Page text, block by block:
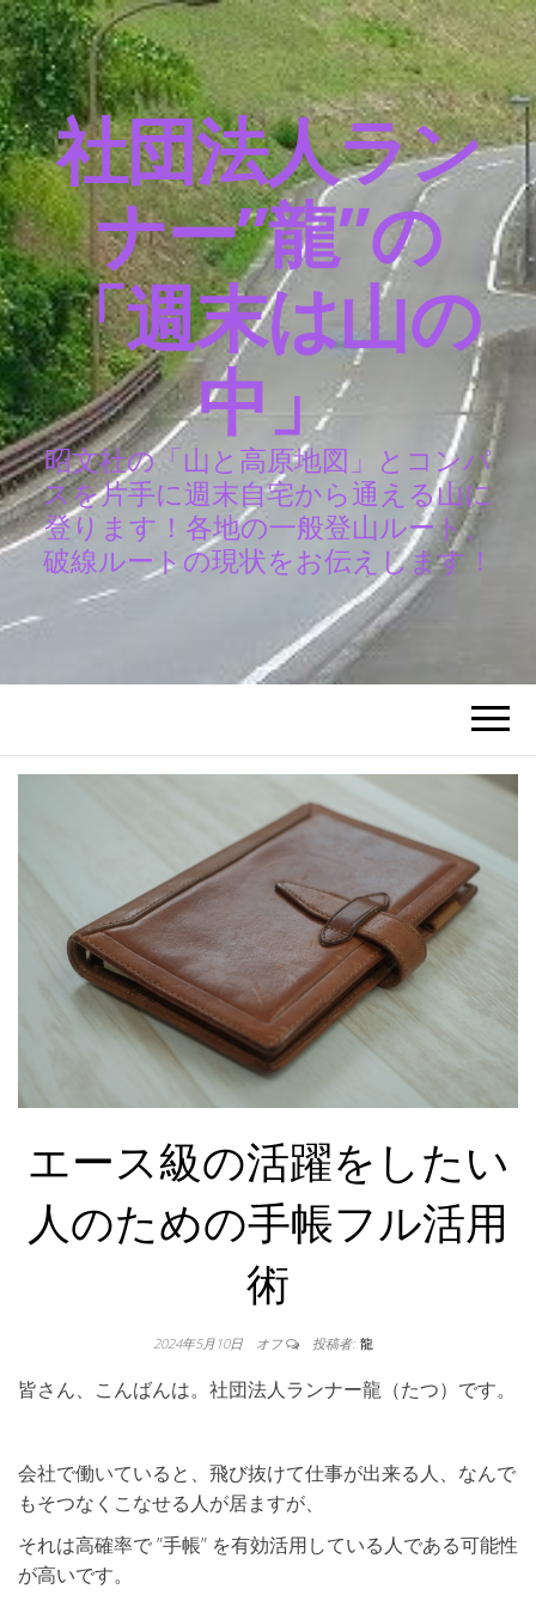
社団法人ラン
ナー”龍”の
「週末は山の
中」
昭文社の「山と高原地図」とコンパ
スを片手に週末自宅から通える山に
登ります！各地の一般登山ルート、
破線ルートの現状をお伝えします！
エース級の活躍をしたい
人のための手帳フル活用
術
2024年5月10日 オフ 投稿者: 龍
皆さん、こんばんは。社団法人ランナー龍（たつ）です。
会社で働いていると、飛び抜けて仕事が出来る人、なんで
もそつなくこなせる人が居ますが、
それは高確率で ”手帳” を有効活用している人である可能性
が高いです。